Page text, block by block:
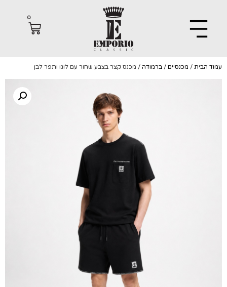
הבית/מכנסיים/ברמודה/ מכנס קצר בצבע שחור עם לוגו ותפר לבן